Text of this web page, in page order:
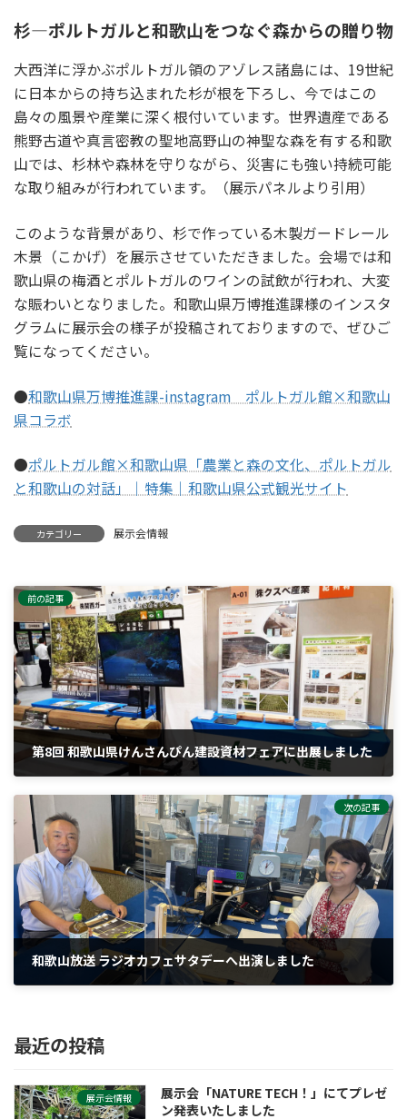
杉―ポルトガルと和歌山をつなぐ森からの贈り物
大西洋に浮かぶポルトガル領のアゾレス諸島には、19世紀
に日本からの持ち込まれた杉が根を下ろし、今ではこの
島々の風景や産業に深く根付いています。世界遺産である
熊野古道や真言密教の聖地高野山の神聖な森を有する和歌
山では、杉林や森林を守りながら、災害にも強い持続可能
な取り組みが行われています。（展示パネルより引用）
このような背景があり、杉で作っている木製ガードレール
木景（こかげ）を展示させていただきました。会場では和
歌山県の梅酒とポルトガルのワインの試飲が行われ、大変
な賑わいとなりました。和歌山県万博推進課様のインスタ
グラムに展示会の様子が投稿されておりますので、ぜひご
覧になってください。
●和歌山県万博推進課-instagram ポルトガル館×和歌山
県コラボ
●ポルトガル館×和歌山県「農業と森の文化、ポルトガル
と和歌山の対話」｜特集｜和歌山県公式観光サイト
カテゴリー 展示会情報
前の記事
第8回 和歌山県けんさんぴん建設資材フェアに出展しました
2025-07-10
次の記事
和歌山放送 ラジオカフェサタデーへ出演しました
2025-09-03
最近の投稿
展示会情報
展示会「NATURE TECH！」にてプレゼ
ン発表いたしました